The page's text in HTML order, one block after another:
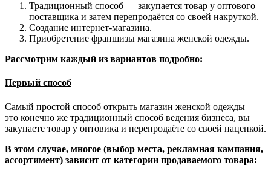
Традиционный способ — закупается товар у оптового
поставщика и затем перепродаётся со своей накруткой.
Создание интернет-магазина.
Приобретение франшизы магазина женской одежды.
Рассмотрим каждый из вариантов подробно:
Первый способ
Самый простой способ открыть магазин женской одежды —
это конечно же традиционный способ ведения бизнеса, вы
закупаете товар у оптовика и перепродаёте со своей наценкой.
В этом случае, многое (выбор места, рекламная кампания,
ассортимент) зависит от категории продаваемого товара: